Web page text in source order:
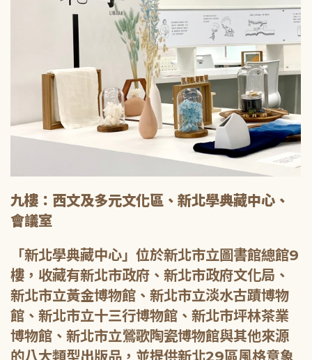
九樓：西文及多元文化區、新北學典藏中心、
會議室
「新北學典藏中心」位於新北市立圖書館總館9
樓，收藏有新北市政府、新北市政府文化局、
新北市立黃金博物館、新北市立淡水古蹟博物
館、新北市立十三行博物館、新北市坪林茶業
博物館、新北市立鶯歌陶瓷博物館與其他來源
的八大類型出版品，並提供新北29區風格意象